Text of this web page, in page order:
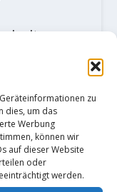
zu
dies, um das
Werbung
können wir
auf dieser Website
oder
werden.
–
tat
noch